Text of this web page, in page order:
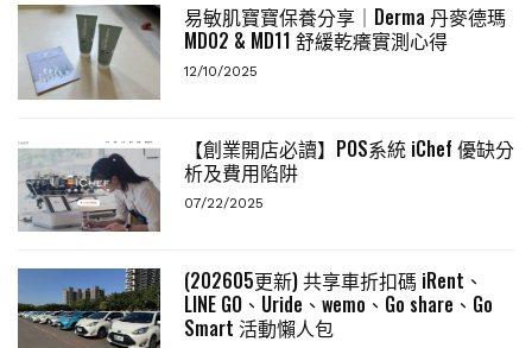
易敏肌寶寶保養分享｜Derma 丹麥德瑪
MD02 & MD11 舒緩乾癢實測心得
12/10/2025
【創業開店必讀】POS系統 iChef 優缺分
析及費用陷阱
07/22/2025
(202605更新) 共享車折扣碼 iRent、
LINE GO、Uride、wemo、Go share、Go
Smart 活動懶人包